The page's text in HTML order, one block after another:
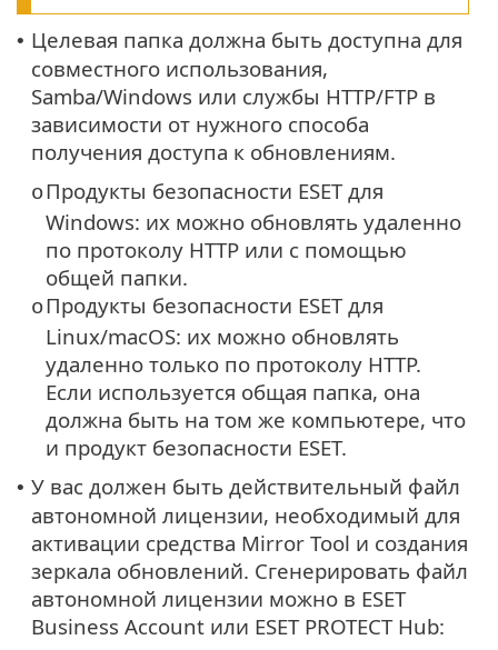
• Целевая папка должна быть доступна для
совместного использования,
Samba/Windows или службы HTTP/FTP в
зависимости от нужного способа
получения доступа к обновлениям.
oПродукты безопасности ESET для
Windows: их можно обновлять удаленно
по протоколу HTTP или с помощью
общей папки.
oПродукты безопасности ESET для
Linux/macOS: их можно обновлять
удаленно только по протоколу HTTP.
Если используется общая папка, она
должна быть на том же компьютере, что
и продукт безопасности ESET.
• У вас должен быть действительный файл
автономной лицензии, необходимый для
активации средства Mirror Tool и создания
зеркала обновлений. Сгенерировать файл
автономной лицензии можно в ESET
Business Account или ESET PROTECT Hub: